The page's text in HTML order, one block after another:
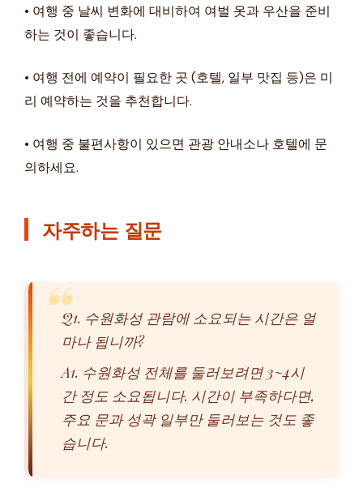
• 여행 중 날씨 변화에 대비하여 여벌 옷과 우산을 준비
하는 것이 좋습니다.
• 여행 전에 예약이 필요한 곳 (호텔, 일부 맛집 등)은 미
리 예약하는 것을 추천합니다.
• 여행 중 불편사항이 있으면 관광 안내소나 호텔에 문
의하세요.
자주하는 질문
Q1. 수원화성 관람에 소요되는 시간은 얼
마나 됩니까?
A1. 수원화성 전체를 둘러보려면 3~4시
간 정도 소요됩니다. 시간이 부족하다면,
주요 문과 성곽 일부만 둘러보는 것도 좋
습니다.